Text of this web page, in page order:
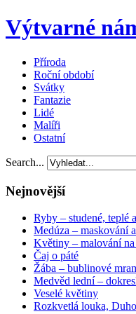
Výtvarné
Příroda
Roční období
Svátky
Fantazie
Lidé
Malíři
Ostatní
Search...
Nejnovější
Ryby – studené, teplé
Medúza – maskování
Květiny – malování
Čaj o páté
Žába – bublinové
Medvěd lední –
Veselé květiny
Rozkvetlá louka,